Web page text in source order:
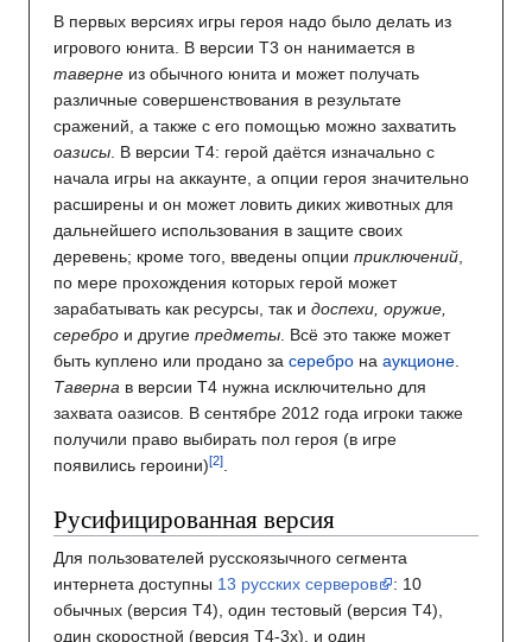
В первых версиях игры героя надо было делать из
игрового юнита. В версии T3 он нанимается в
таверне из обычного юнита и может получать
различные совершенствования в результате
сражений, а также с его помощью можно захватить
оазисы . В версии Т4: герой даётся изначально с
начала игры на аккаунте, а опции героя значительно
расширены и он может ловить диких животных для
дальнейшего использования в защите своих
деревень; кроме того, введены опции приключений
по мере прохождения которых герой может
зарабатывать как ресурсы, так и доспехи, оружие,
серебро и другие предметы . Всё это также может
быть куплено или продано за серебро на аукционе
Таверна в версии Т4 нужна исключительно для
захвата оазисов. В сентябре 2012 года игроки также
получили право выбирать пол героя (в игре
появились героини)
Русифицированная версия
Для пользователей русскоязычного сегмента
интернета доступны 13 русских серверов
: 10
обычных (версия T4), один тестовый (версия T4),
один скоростной (версия T4-3x), и один